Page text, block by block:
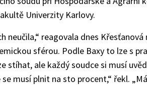
Univerzity Karlovy.
neučila,“ reagovala dnes Křesťanová
sférou. Podle Baxy to lze s
stíhat, ale každý soudce si musí
musí plnit na sto procent,“ řekl.